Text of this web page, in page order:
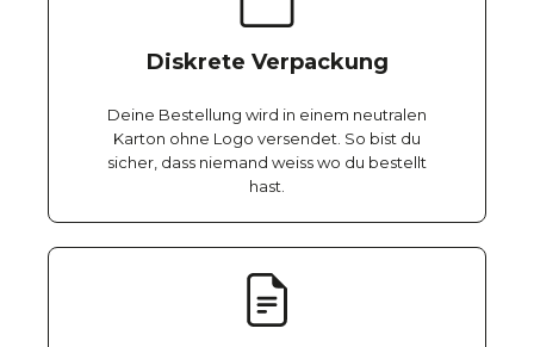
Diskrete Verpackung
Deine Bestellung wird in einem neutralen
Karton ohne Logo versendet. So bist du
sicher, dass niemand weiss wo du bestellt
hast.